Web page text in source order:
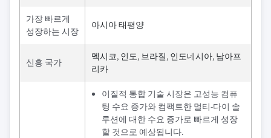
가장 빠르게
성장하는 시장
아시아 태평양
신흥 국가
멕시코, 인도, 브라질, 인도네시아, 남아프
리카
이질적 통합 기술 시장은 고성능 컴퓨
팅 수요 증가와 컴팩트한 멀티-다이 솔
루션에 대한 수요 증가로 빠르게 성장
할 것으로 예상됩니다.